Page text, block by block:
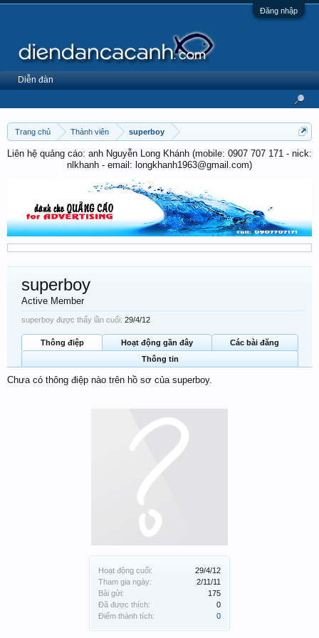
Đăng nhập
Trang chủ Thành viên superboy
Liên hệ quảng cáo: anh Nguyễn Long Khánh (mobile: 0907 707 171 - nick:
nlkhanh - email: longkhanh1963@gmail.com)
Hoạt động cuối:
29/4/12
Tham gia ngày:
2/11/11
Bài gửi:
175
Đã được thích:
0
Điểm thành tích:
0
superboy
Active Member
superboy được thấy lần cuối: 29/4/12
Thông điệp Hoạt động gần đây
Các bài đăng
Thông tin
Chưa có thông điệp nào trên hồ sơ của superboy.
Diễn đàn